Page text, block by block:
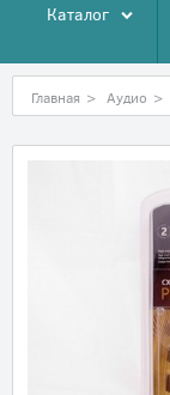
Каталог
Главная > Аудио >